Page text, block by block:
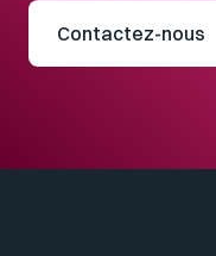
Contactez-nous